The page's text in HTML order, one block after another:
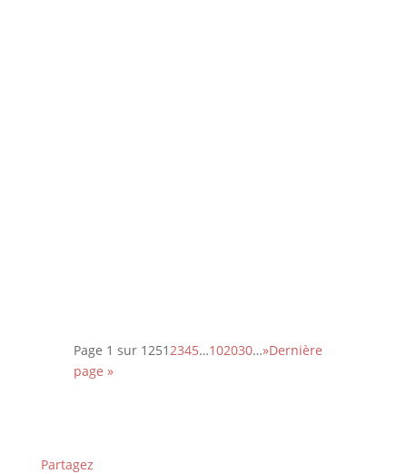
Page 1 sur 12512345…102030…»Dernière
page »
Partagez